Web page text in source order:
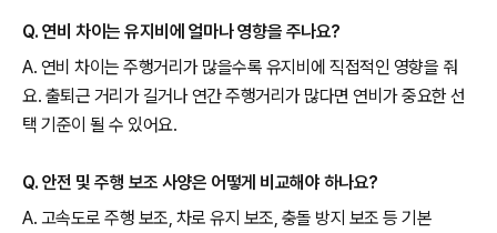
Q. 연비 차이는 유지비에 얼마나 영향을 주나요?
A. 연비 차이는 주행거리가 많을수록 유지비에 직접적인 영향을 줘
요. 출퇴근 거리가 길거나 연간 주행거리가 많다면 연비가 중요한 선
택 기준이 될 수 있어요.
Q. 안전 및 주행 보조 사양은 어떻게 비교해야 하나요?
A. 고속도로 주행 보조, 차로 유지 보조, 충돌 방지 보조 등 기본